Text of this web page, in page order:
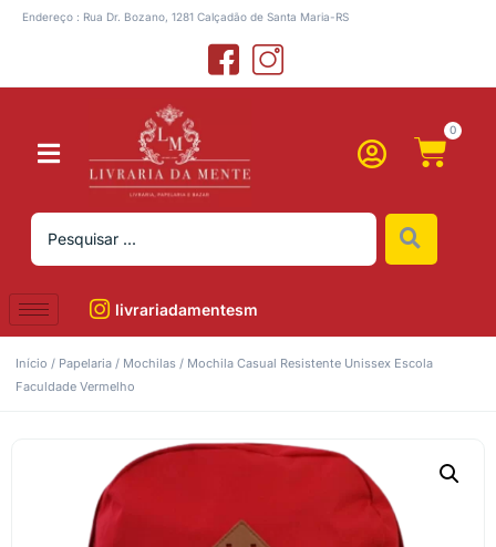
Endereço : Rua Dr. Bozano, 1281 Calçadão de Santa Maria-RS
0
livrariadamentesm
Início / Papelaria / Mochilas / Mochila Casual Resistente Unissex Escola
Faculdade Vermelho